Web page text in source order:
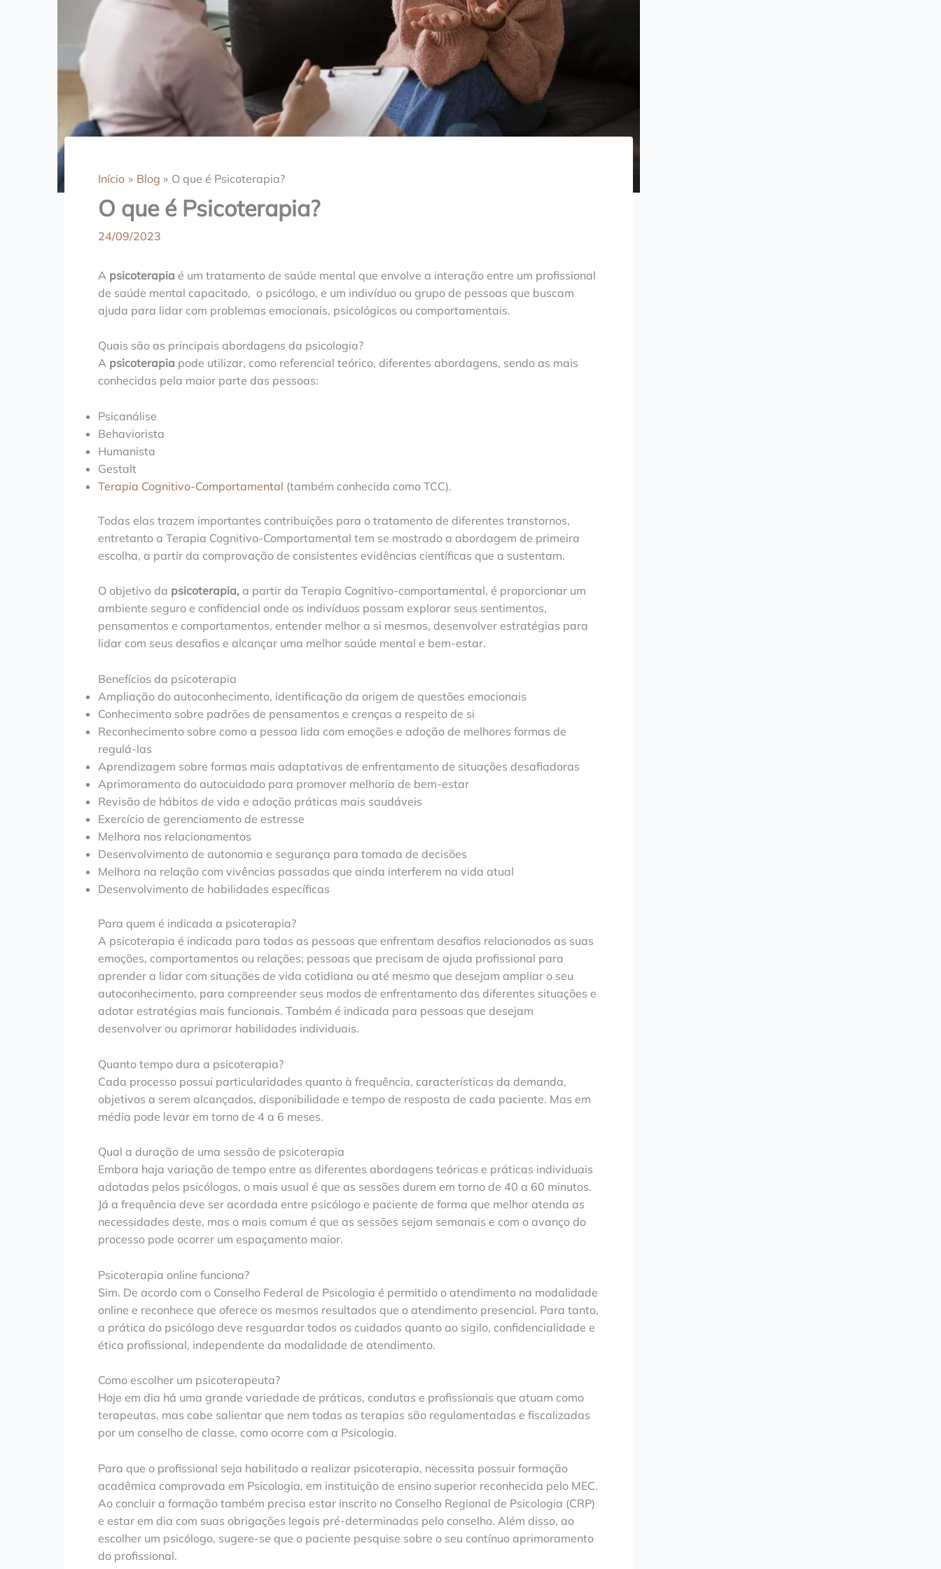
Início Blog O que é Psicoterapia?
O que é Psicoterapia?
24/09/2023
A psicoterapia é um tratamento de saúde mental que envolve a interação entre um profissional
de saúde mental capacitado, o psicólogo, e um indivíduo ou grupo de pessoas que buscam
ajuda para lidar com problemas emocionais, psicológicos ou comportamentais.
Quais são as principais abordagens da psicologia?
A psicoterapia pode utilizar, como referencial teórico, diferentes abordagens, sendo as mais
conhecidas pela maior parte das pessoas:
Psicanálise
Behaviorista
Humanista
Gestalt
Terapia Cognitivo-Comportamental (também conhecida como TCC).
Todas elas trazem importantes contribuições para o tratamento de diferentes transtornos,
entretanto a Terapia Cognitivo-Comportamental tem se mostrado a abordagem de primeira
escolha, a partir da comprovação de consistentes evidências científicas que a sustentam.
O objetivo da psicoterapia, a partir da Terapia Cognitivo-comportamental, é proporcionar um
ambiente seguro e confidencial onde os indivíduos possam explorar seus sentimentos,
pensamentos e comportamentos, entender melhor a si mesmos, desenvolver estratégias para
lidar com seus desafios e alcançar uma melhor saúde mental e bem-estar.
Benefícios da psicoterapia
Ampliação do autoconhecimento, identificação da origem de questões emocionais
Conhecimento sobre padrões de pensamentos e crenças a respeito de si
Reconhecimento sobre como a pessoa lida com emoções e adoção de melhores formas de
regulá-las
Aprendizagem sobre formas mais adaptativas de enfrentamento de situações desafiadoras
Aprimoramento do autocuidado para promover melhoria de bem-estar
Revisão de hábitos de vida e adoção práticas mais saudáveis
Exercício de gerenciamento de estresse
Melhora nos relacionamentos
Desenvolvimento de autonomia e segurança para tomada de decisões
Melhora na relação com vivências passadas que ainda interferem na vida atual
Desenvolvimento de habilidades específicas
Para quem é indicada a psicoterapia?
A psicoterapia é indicada para todas as pessoas que enfrentam desafios relacionados as suas
emoções, comportamentos ou relações; pessoas que precisam de ajuda profissional para
aprender a lidar com situações de vida cotidiana ou até mesmo que desejam ampliar o seu
autoconhecimento, para compreender seus modos de enfrentamento das diferentes situações e
adotar estratégias mais funcionais. Também é indicada para pessoas que desejam
desenvolver ou aprimorar habilidades individuais.
Quanto tempo dura a psicoterapia?
Cada processo possui particularidades quanto à frequência, características da demanda,
objetivos a serem alcançados, disponibilidade e tempo de resposta de cada paciente. Mas em
média pode levar em torno de 4 a 6 meses.
Qual a duração de uma sessão de psicoterapia
Embora haja variação de tempo entre as diferentes abordagens teóricas e práticas individuais
adotadas pelos psicólogos, o mais usual é que as sessões durem em torno de 40 a 60 minutos.
Já a frequência deve ser acordada entre psicólogo e paciente de forma que melhor atenda as
necessidades deste, mas o mais comum é que as sessões sejam semanais e com o avanço do
processo pode ocorrer um espaçamento maior.
Psicoterapia online funciona?
Sim. De acordo com o Conselho Federal de Psicologia é permitido o atendimento na modalidade
online e reconhece que oferece os mesmos resultados que o atendimento presencial. Para tanto,
a prática do psicólogo deve resguardar todos os cuidados quanto ao sigilo, confidencialidade e
ética profissional, independente da modalidade de atendimento.
Como escolher um psicoterapeuta?
Hoje em dia há uma grande variedade de práticas, condutas e profissionais que atuam como
terapeutas, mas cabe salientar que nem todas as terapias são regulamentadas e fiscalizadas
por um conselho de classe, como ocorre com a Psicologia.
Para que o profissional seja habilitado a realizar psicoterapia, necessita possuir formação
acadêmica comprovada em Psicologia, em instituição de ensino superior reconhecida pelo MEC.
Ao concluir a formação também precisa estar inscrito no Conselho Regional de Psicologia (CRP)
e estar em dia com suas obrigações legais pré-determinadas pelo conselho. Além disso, ao
escolher um psicólogo, sugere-se que o paciente pesquise sobre o seu contínuo aprimoramento
do profissional.